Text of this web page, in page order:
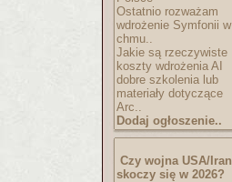
Ostatnio rozważam
wdrożenie Symfonii w
chmu..
Jakie są rzeczywiste
koszty wdrożenia AI
dobre szkolenia lub
materiały dotyczące
Arc..
Dodaj ogłoszenie..
Czy wojna USA/Iran
skoczy się w 2026?